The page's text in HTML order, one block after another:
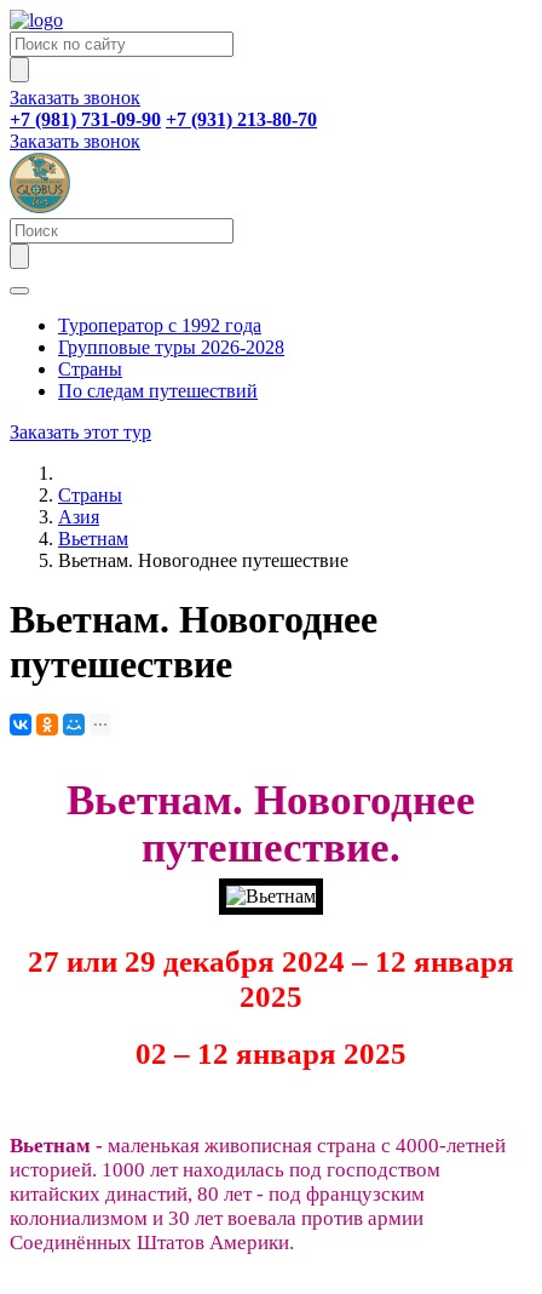
Заказать звонок
+7 (981) 731-09-90 +7 (931) 213-80-70
Заказать звонок
Туроператор с 1992 года
Групповые туры 2026-2028
Страны
По следам путешествий
Заказать этот тур
Страны
Азия
Вьетнам
Вьетнам. Новогоднее путешествие
Вьетнам. Новогоднее
путешествие
Вьетнам. Новогоднее
путешествие.
27 или 29 декабря 2024 – 12 января
2025
02 – 12 января 2025
Вьетнам - маленькая живописная страна с 4000-летней
историей. 1000 лет находилась под господством
китайских династий, 80 лет - под французским
колониализмом и 30 лет воевала против армии
Соединённых Штатов Америки.